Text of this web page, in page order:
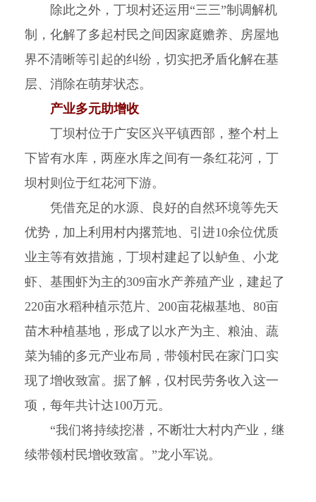
除此之外，丁坝村还运用“三三”制调解机
制，化解了多起村民之间因家庭赡养、房屋地
界不清晰等引起的纠纷，切实把矛盾化解在基
层、消除在萌芽状态。
产业多元助增收
丁坝村位于广安区兴平镇西部，整个村上
下皆有水库，两座水库之间有一条红花河，丁
坝村则位于红花河下游。
凭借充足的水源、良好的自然环境等先天
优势，加上利用村内撂荒地、引进10余位优质
业主等有效措施，丁坝村建起了以鲈鱼、小龙
虾、基围虾为主的309亩水产养殖产业，建起了
220亩水稻种植示范片、200亩花椒基地、80亩
苗木种植基地，形成了以水产为主、粮油、蔬
菜为辅的多元产业布局，带领村民在家门口实
现了增收致富。据了解，仅村民劳务收入这一
项，每年共计达100万元。
“我们将持续挖潜，不断壮大村内产业，继
续带领村民增收致富。”龙小军说。